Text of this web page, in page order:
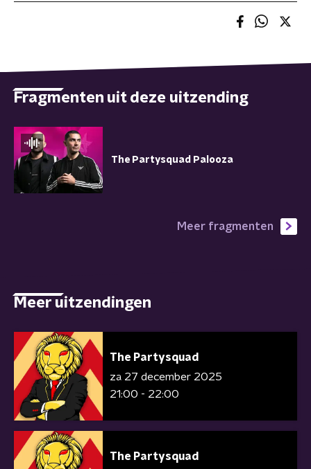
Fragmenten uit deze uitzending
The Partysquad Palooza
Meer fragmenten
Meer uitzendingen
The Partysquad
za 27 december 2025
21:00 - 22:00
The Partysquad